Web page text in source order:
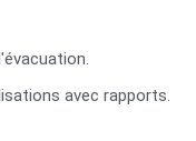
avec rapports.